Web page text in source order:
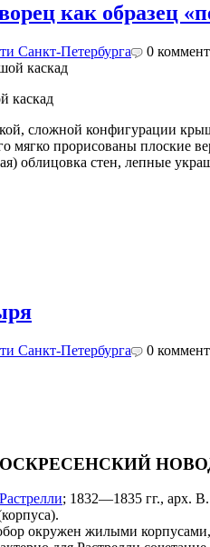
как образец
Санкт-Петербурга 0
каскад
сложной конфигурации
мягко прорисованы плоские
облицовка стен, лепные
Санкт-Петербурга 0
; 1832—1835 гг., арх.
окружен жилыми